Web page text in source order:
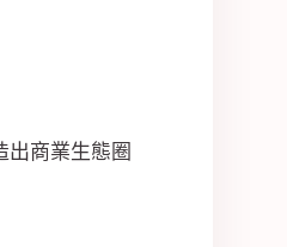
出商業生態圈